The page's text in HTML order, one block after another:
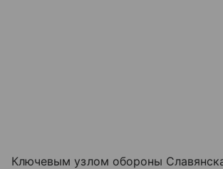
Ключевым узлом обороны